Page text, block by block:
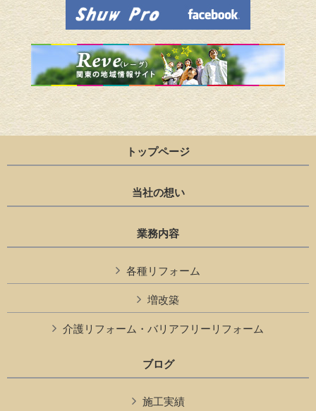
トップページ
当社の想い
業務内容
各種リフォーム
増改築
介護リフォーム・バリアフリーリフォーム
ブログ
施工実績